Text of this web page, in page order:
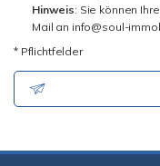
Hinweis: Sie können
Mail an info@soul-
* Pflichtfelder